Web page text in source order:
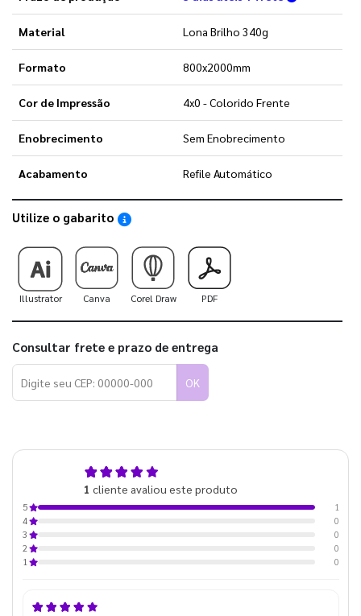
Material Lona Brilho 340g
Formato 800x2000mm
Cor de Impressão 4x0 - Colorido Frente
Enobrecimento Sem Enobrecimento
Acabamento Refile Automático
Utilize o gabarito Saiba como utilizar os nossos gabaritos
Illustrator Canva Corel Draw PDF
Consultar frete e prazo de entrega
OK
1 cliente avaliou este produto
5
1
4
0
3
0
2
0
1
0